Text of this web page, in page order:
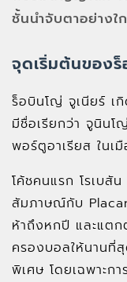
ชั้นนำจับตาอย่างใ
จุดเริ่มต้นของ
ร็อบินโญ่ จูเนียร์ เ
มีชื่อเรียกว่า จูนิน
พอร์ตูอาเรียส ในเ
โค้ชคนแรก โรเบสั
สัมภาษณ์กับ
ห้าถึงหกปี และแตก
ครองบอลให้นานที่สุ
พิเศษ โดยเฉพาะก